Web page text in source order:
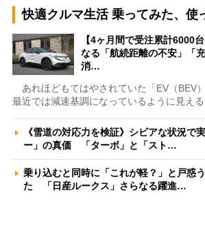
快適クルマ生活 乗ってみた、使
【4ヶ月間で受注累計6000
なる「航続距離の不安」「
消…
あれほどもてはやされていた「EV（BEV
最近では減速基調になっているように見え
《雪道の対応力を検証》シビアな状況で
ー」の真価 「ターボ」と「スト…
乗り込むと同時に「これが軽？」と戸惑
た 「日産ルークス」さらなる躍進…